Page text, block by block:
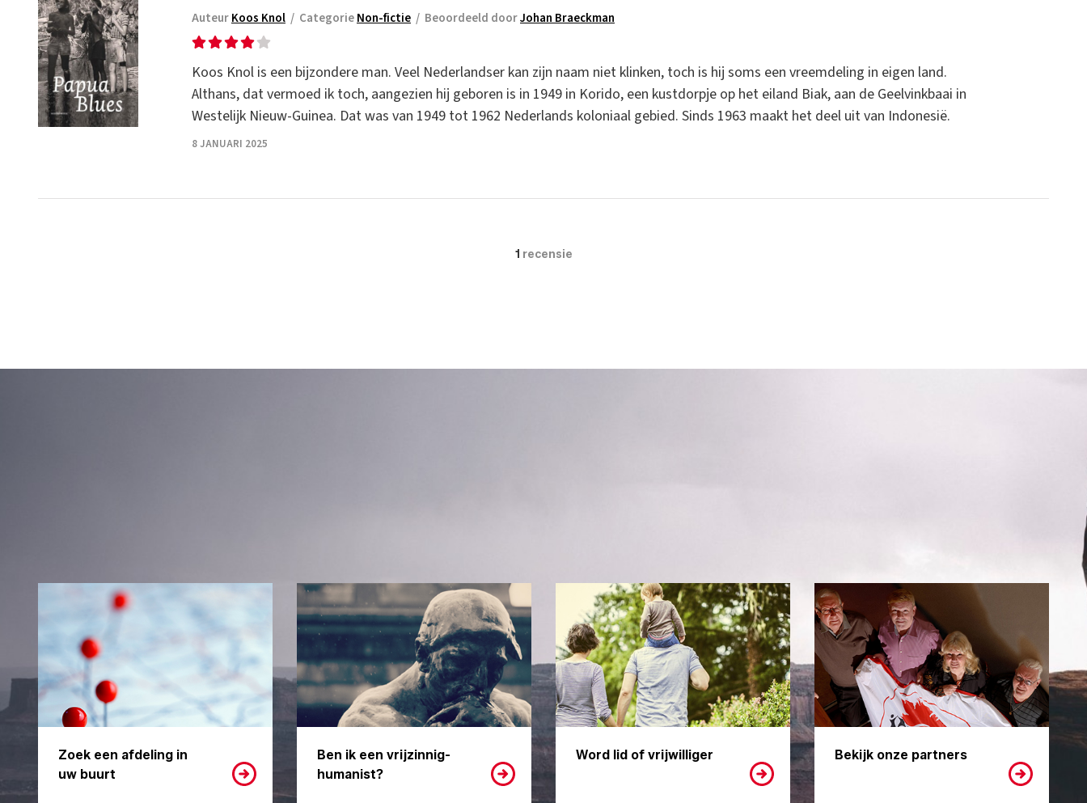
AuteurKoos Knol / CategorieNon-fictie / Beoordeeld doorJohan Braeckman
Koos Knol is een bijzondere man. Veel Nederlandser kan zijn naam niet klinken, toch is hij soms een vreemdeling in eigen land.
Althans, dat vermoed ik toch, aangezien hij geboren is in 1949 in Korido, een kustdorpje op het eiland Biak, aan de Geelvinkbaai in
Westelijk Nieuw-Guinea. Dat was van 1949 tot 1962 Nederlands koloniaal gebied. Sinds 1963 maakt het deel uit van Indonesië.
8 JANUARI 2025
1 recensie
Zoek een afdeling in
uw buurt
Ben ik een vrijzinnig-
humanist?
Word lid of vrijwilliger Bekijk onze partners